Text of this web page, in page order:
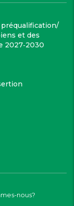
et des
2027‑2030
nous?